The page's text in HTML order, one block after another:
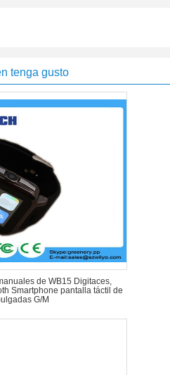
tenga gusto
de WB15 Digitaces,
Smartphone pantalla táctil de
G/M